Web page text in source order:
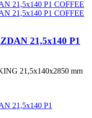
21,5x140 P1
21,5x140x2850 mm